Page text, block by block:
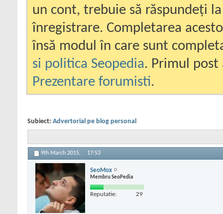
un cont, trebuie să răspundeți
înregistrare. Completarea
însă modul în care sunt
si politica Seopedia. Primul
Prezentare forumisti.
Subiect: Advertorial pe blog personal
9th March 2015, 17:53
SeoMox
Membru SeoPedia
Reputatie: 29